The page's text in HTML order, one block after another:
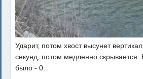
Ударит, потом хвост высунет
секунд, потом медленно скрывается.
было - 0..